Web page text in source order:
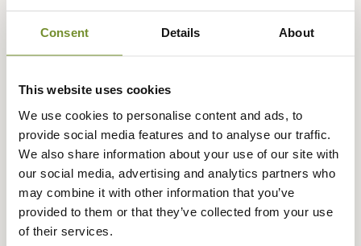
Consent Details About
This website uses cookies
We use cookies to personalise content and ads, to
provide social media features and to analyse our traffic.
We also share information about your use of our site with
our social media, advertising and analytics partners who
may combine it with other information that you’ve
provided to them or that they’ve collected from your use
of their services.
la journée
retour sous
sécurisé
3 fois dès 100
euros
Description
Laksen vous propose la Veste en Tweed de la nouvelle
gamme Clyde, d'une qualité de fabrication supérieur, elle
vous apportera chic et élégance durant vos soirées
d'après chasse ou d’événements plus conventionnels.